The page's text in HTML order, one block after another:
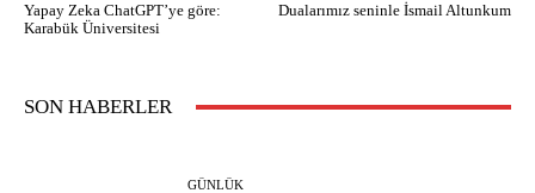
Yapay Zeka ChatGPT’ye göre:
Karabük Üniversitesi
Dualarımız seninle İsmail Altunkum
SON HABERLER
GÜNLÜK